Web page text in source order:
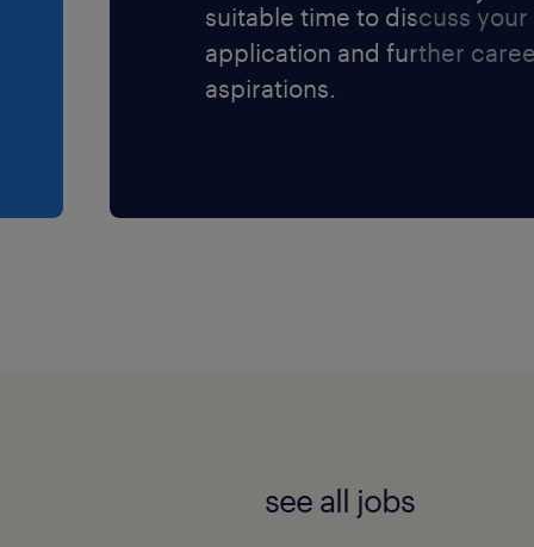
de maintenance
des équipements
compétence valide de
suitable time to discuss your
application and further
aspirations.
see all jobs